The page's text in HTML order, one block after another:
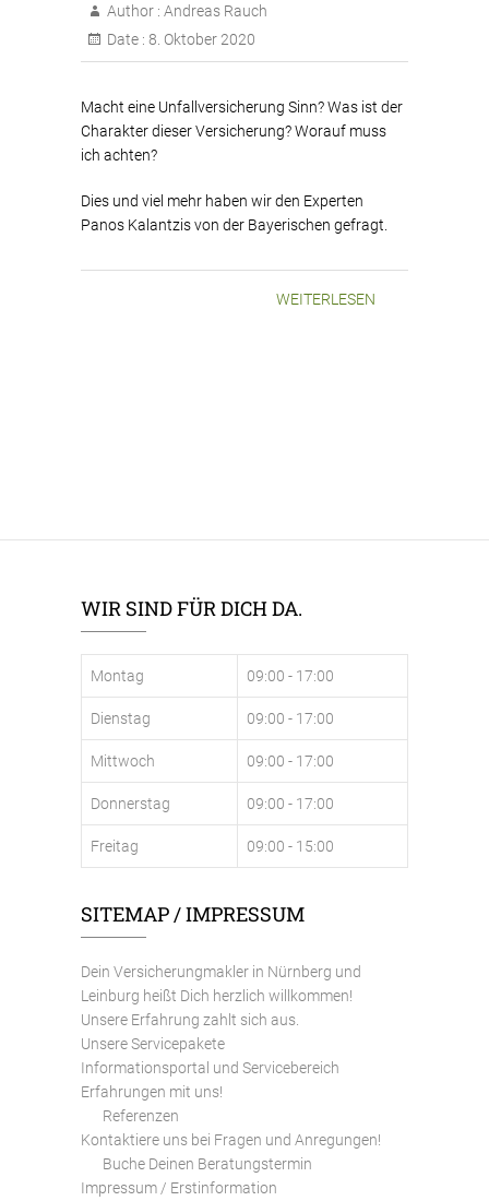
Author : Andreas Rauch
Date : 8. Oktober 2020
Macht eine Unfallversicherung Sinn? Was ist der
Charakter dieser Versicherung? Worauf muss
ich achten?
Dies und viel mehr haben wir den Experten
Panos Kalantzis von der Bayerischen gefragt.
WEITERLESEN
WIR SIND FÜR DICH DA.
Montag 09:00 - 17:00
Dienstag 09:00 - 17:00
Mittwoch 09:00 - 17:00
Donnerstag 09:00 - 17:00
Freitag 09:00 - 15:00
SITEMAP / IMPRESSUM
Dein Versicherungmakler in Nürnberg und
Leinburg heißt Dich herzlich willkommen!
Unsere Erfahrung zahlt sich aus.
Unsere Servicepakete
Informationsportal und Servicebereich
Erfahrungen mit uns!
Referenzen
Kontaktiere uns bei Fragen und Anregungen!
Buche Deinen Beratungstermin
Impressum / Erstinformation